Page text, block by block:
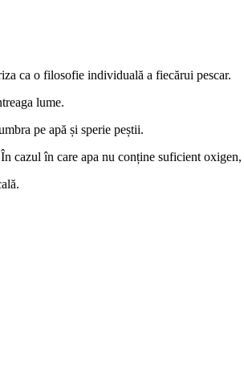
ca o filosofie individuală a fiecărui pescar.
lume.
pe apă și sperie peștii.
cazul în care apa nu conține suficient